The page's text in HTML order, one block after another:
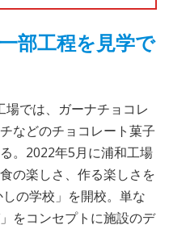
部工程を見学で
では、ガーナチョコレ
などのチョコレート菓子
。2022年5月に浦和工場
の楽しさ、作る楽しさを
の学校」を開校。単な
をコンセプトに施設のデ